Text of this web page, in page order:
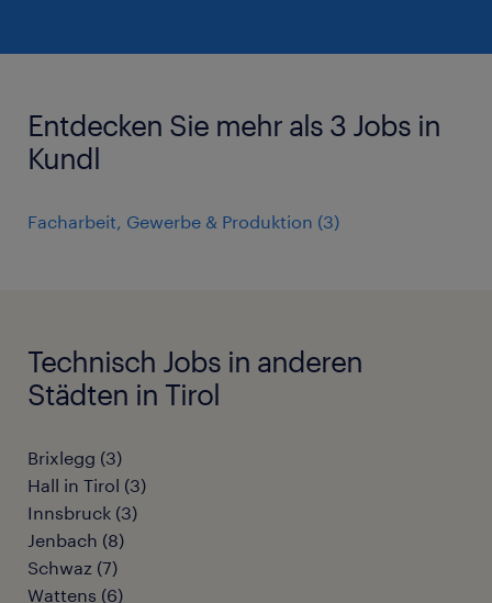
Entdecken Sie mehr als 3 Jobs in
Kundl
Facharbeit, Gewerbe & Produktion (3)
Technisch Jobs in anderen
Städten in Tirol
Brixlegg (3)
Hall in Tirol (3)
Innsbruck (3)
Jenbach (8)
Schwaz (7)
Wattens (6)